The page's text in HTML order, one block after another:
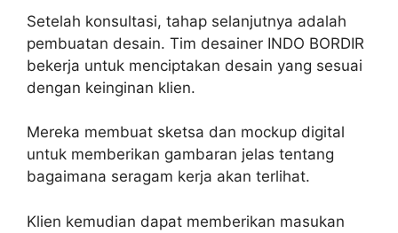
Setelah konsultasi, tahap selanjutnya adalah
pembuatan desain. Tim desainer INDO BORDIR
bekerja untuk menciptakan desain yang sesuai
dengan keinginan klien.
Mereka membuat sketsa dan mockup digital
untuk memberikan gambaran jelas tentang
bagaimana seragam kerja akan terlihat.
Klien kemudian dapat memberikan masukan